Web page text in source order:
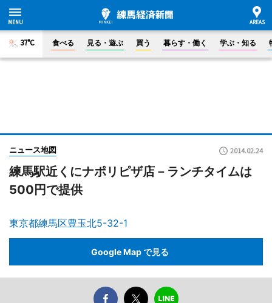
37°C 食べる 見る・遊ぶ 買う 暮らす・働く 学ぶ・知る
ニュース地図 2014.02.24
練馬駅近くにナポリピザ店－ランチタイムは
500円で提供
東京都練馬区豊玉北5-32-1
Google Map で見る